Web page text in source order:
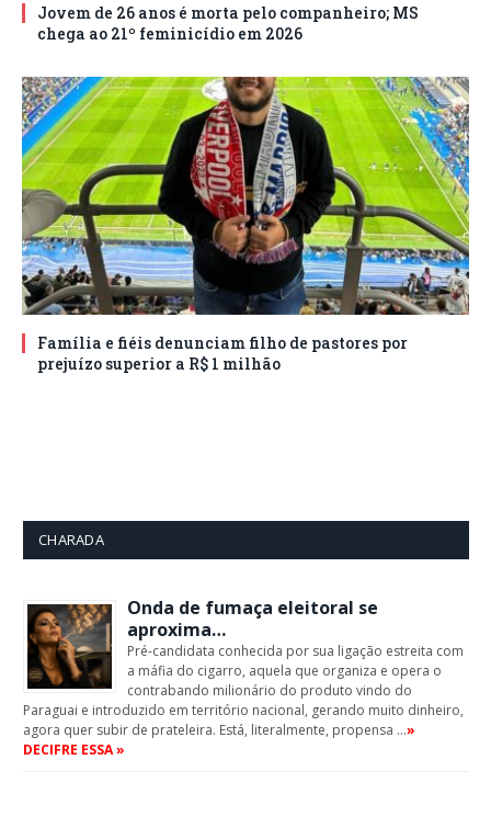
Jovem de 26 anos é morta pelo companheiro; MS
chega ao 21º feminicídio em 2026
Família e fiéis denunciam filho de pastores por
prejuízo superior a R$ 1 milhão
CHARADA
Onda de fumaça eleitoral se
aproxima…
Pré-candidata conhecida por sua ligação estreita com
a máfia do cigarro, aquela que organiza e opera o
contrabando milionário do produto vindo do
Paraguai e introduzido em território nacional, gerando muito dinheiro,
agora quer subir de prateleira. Está, literalmente, propensa …»
DECIFRE ESSA »